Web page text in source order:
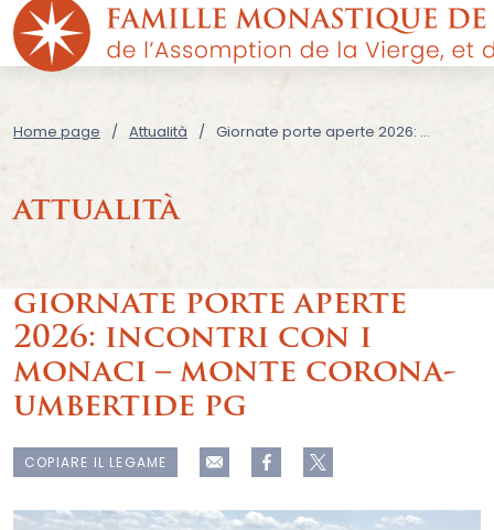
Home page Attualità Giornate porte aperte 2026: Incontri con i monaci – Monte Corona-Umbertide PG
attualità
giornate porte aperte
2026: incontri con i
monaci – monte corona-
umbertide pg
COPIARE IL LEGAME